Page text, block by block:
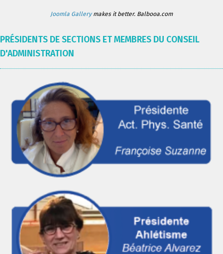
Joomla Gallerymakes it better. Balbooa.com
PRÉSIDENTS DE SECTIONS ET MEMBRES DU CONSEIL
D'ADMINISTRATION